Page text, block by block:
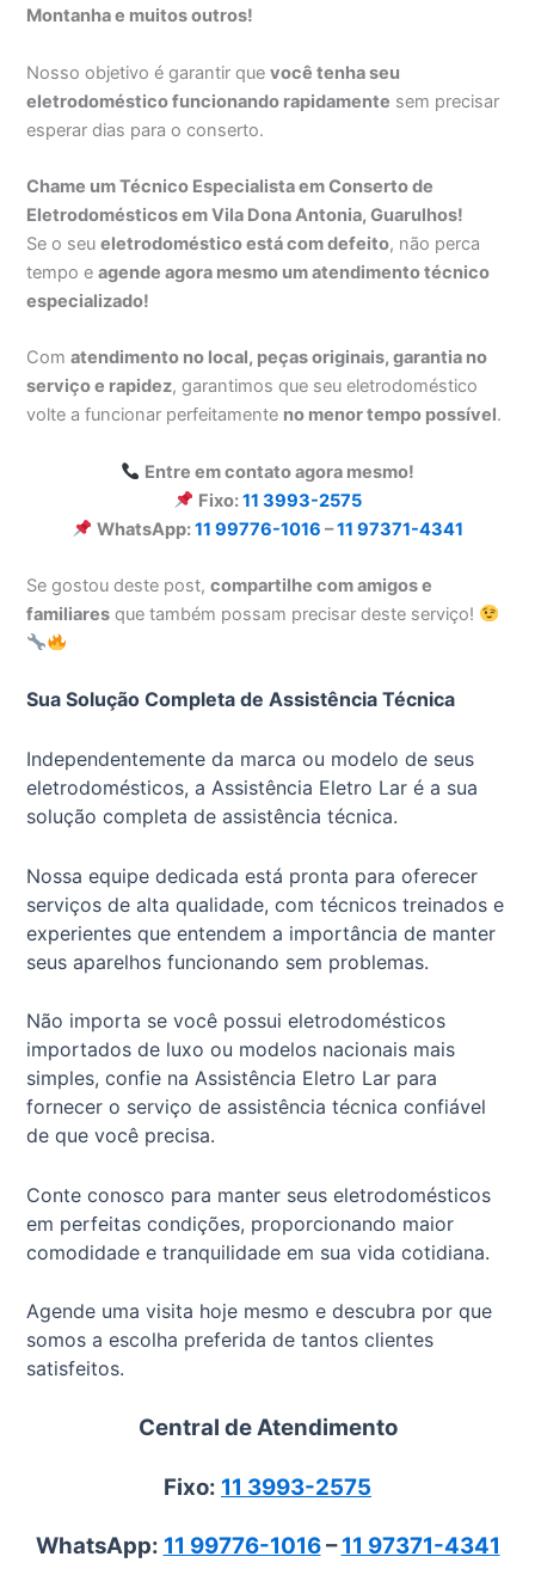
Montanha e muitos outros!
Nosso objetivo é garantir quevocê tenha seu
eletrodoméstico funcionando rapidamente sem precisar
esperar dias para o conserto.
Chame um Técnico Especialista em Conserto de
Eletrodomésticos em Vila Dona Antonia, Guarulhos!
Se o seueletrodoméstico está com defeito, não perca
tempo eagende agora mesmo um atendimento técnico
especializado!
Comatendimento no local, peças originais, garantia no
serviço e rapidez, garantimos que seu eletrodoméstico
volte a funcionar perfeitamente no menor tempo possível.
Entre em contato agora mesmo!
Fixo:11 3993-2575
WhatsApp:11 99776-1016 –11 97371-4341
Se gostou deste post,compartilhe com amigos e
familiares que também possam precisar deste serviço!
Sua Solução Completa de Assistência Técnica
Independentemente da marca ou modelo de seus
eletrodomésticos, a Assistência Eletro Lar é a sua
solução completa de assistência técnica.
Nossa equipe dedicada está pronta para oferecer
serviços de alta qualidade, com técnicos treinados e
experientes que entendem a importância de manter
seus aparelhos funcionando sem problemas.
Não importa se você possui eletrodomésticos
importados de luxo ou modelos nacionais mais
simples, confie na Assistência Eletro Lar para
fornecer o serviço de assistência técnica confiável
de que você precisa.
Conte conosco para manter seus eletrodomésticos
em perfeitas condições, proporcionando maior
comodidade e tranquilidade em sua vida cotidiana.
Agende uma visita hoje mesmo e descubra por que
somos a escolha preferida de tantos clientes
satisfeitos.
Central de Atendimento
Fixo: 11 3993-2575
WhatsApp: 11 99776-1016–11 97371-4341